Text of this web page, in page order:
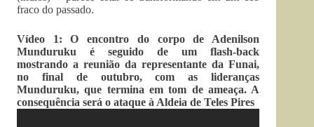
fraco do passado.
Vídeo 1: O encontro do corpo de Adenilson
Munduruku é seguido de um flash-back
mostrando a reunião da representante da Funai,
no final de outubro, com as lideranças
Munduruku, que termina em tom de ameaça. A
consequência será o ataque à Aldeia de Teles Pires